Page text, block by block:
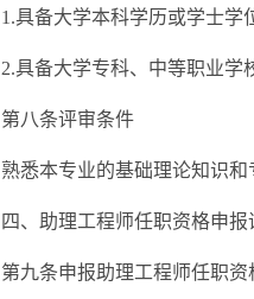
1.具备大学本科学历或学士学
2.具备大学专科、中等职业学
第八条评审条件
熟悉本专业的基础理论知识
四、助理工程师任职资格申报
第九条申报助理工程师任职